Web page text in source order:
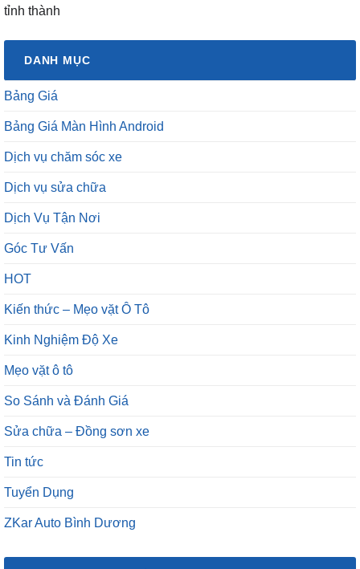
tỉnh thành
DANH MỤC
Bảng Giá
Bảng Giá Màn Hình Android
Dịch vụ chăm sóc xe
Dịch vụ sửa chữa
Dịch Vụ Tận Nơi
Góc Tư Vấn
HOT
Kiến thức – Mẹo vặt Ô Tô
Kinh Nghiệm Độ Xe
Mẹo vặt ô tô
So Sánh và Đánh Giá
Sửa chữa – Đồng sơn xe
Tin tức
Tuyển Dụng
ZKar Auto Bình Dương